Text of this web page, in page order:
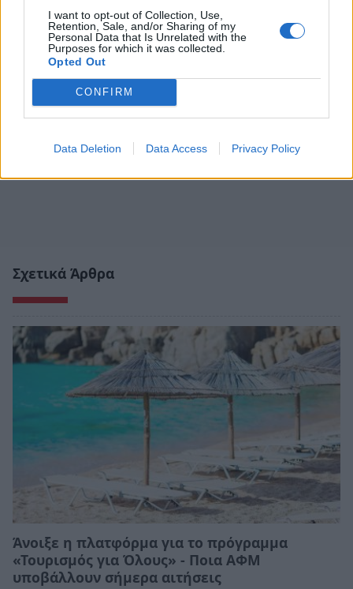
I want to opt-out of Collection, Use,
Retention, Sale, and/or Sharing of my
Personal Data that Is Unrelated with the
Purposes for which it was collected.
Opted Out
CONFIRM
Data Deletion Data Access Privacy Policy
Σχετικά Άρθρα
Άνοιξε η πλατφόρμα για το πρόγραμμα
«Τουρισμός για Όλους» - Ποια ΑΦΜ
υποβάλλουν σήμερα αιτήσεις